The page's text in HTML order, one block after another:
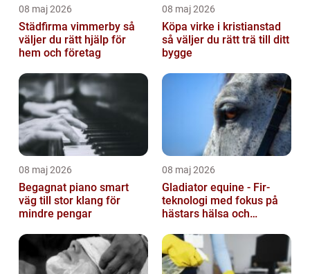
08 maj 2026
Städfirma vimmerby så
väljer du rätt hjälp för
hem och företag
08 maj 2026
Köpa virke i kristianstad
så väljer du rätt trä till ditt
bygge
08 maj 2026
Begagnat piano smart
väg till stor klang för
mindre pengar
08 maj 2026
Gladiator equine - Fir-
teknologi med fokus på
hästars hälsa och